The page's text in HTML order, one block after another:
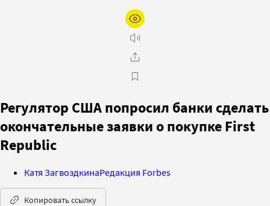
Регулятор США попросил банки сделать
окончательные заявки о покупке First
Republic
Катя ЗагвоздкинаРедакция Forbes
Копировать ссылку